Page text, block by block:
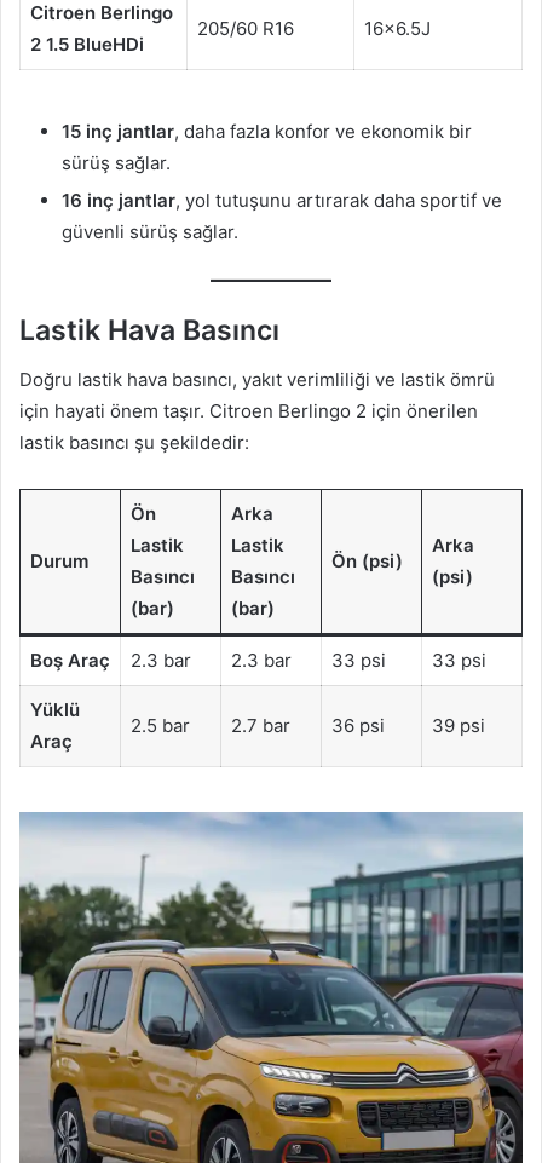
Citroen Berlingo
2 1.5 BlueHDi
205/60 R16 16×6.5J
15 inç jantlar, daha fazla konfor ve ekonomik bir
sürüş sağlar.
16 inç jantlar, yol tutuşunu artırarak daha sportif ve
güvenli sürüş sağlar.
Lastik Hava Basıncı
Doğru lastik hava basıncı, yakıt verimliliği ve lastik ömrü
için hayati önem taşır. Citroen Berlingo 2 için önerilen
lastik basıncı şu şekildedir:
Durum
Ön
Lastik
Basıncı
(bar)
Arka
Lastik
Basıncı
(bar)
Ön (psi)
Arka
(psi)
Boş Araç 2.3 bar 2.3 bar 33 psi 33 psi
Yüklü
Araç
2.5 bar 2.7 bar 36 psi 39 psi